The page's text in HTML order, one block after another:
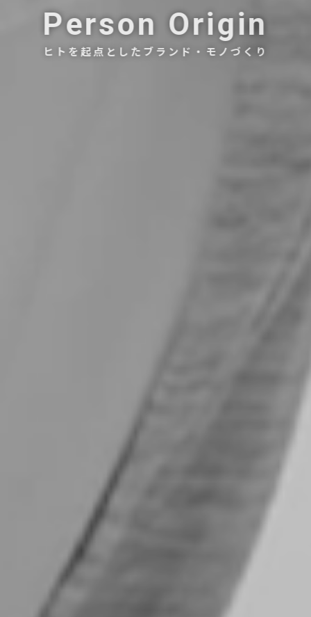
Person Origin
ヒトを起点としたブランド・モノづくり